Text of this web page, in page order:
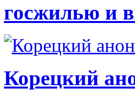
госжилью и
Корецкий